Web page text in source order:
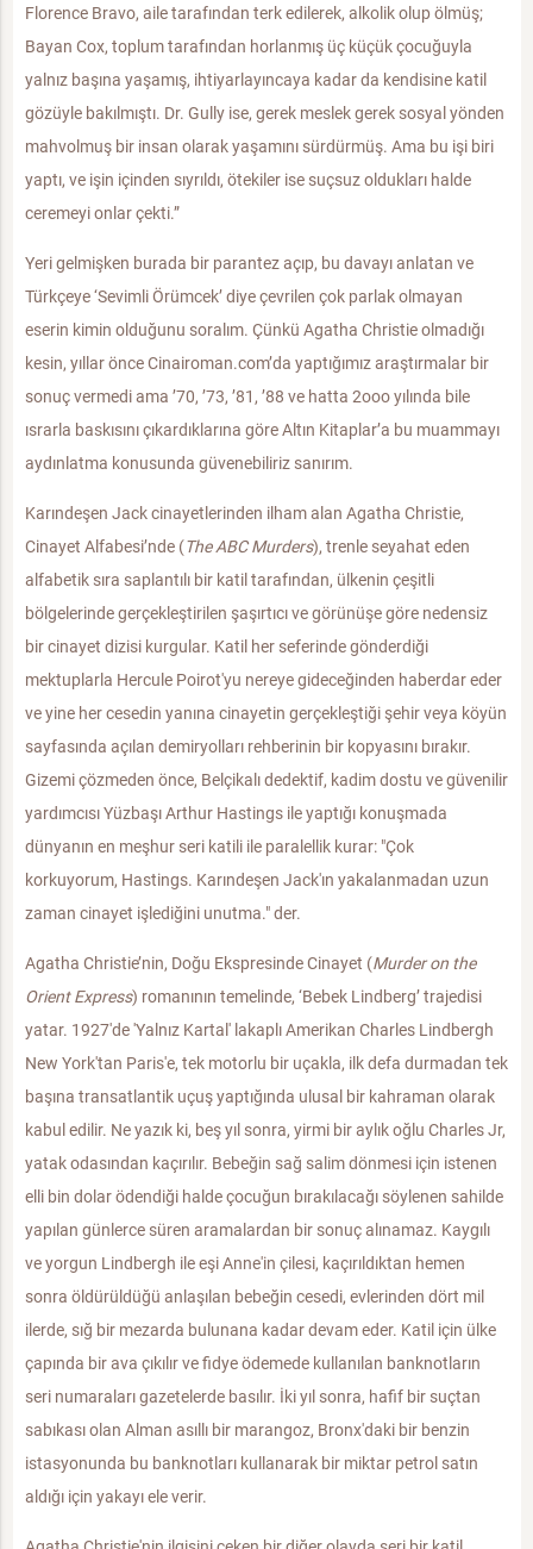
Florence Bravo, aile tarafından terk edilerek, alkolik olup ölmüş;
Bayan Cox, toplum tarafından horlanmış üç küçük çocuğuyla
yalnız başına yaşamış, ihtiyarlayıncaya kadar da kendisine katil
gözüyle bakılmıştı. Dr. Gully ise, gerek meslek gerek sosyal yönden
mahvolmuş bir insan olarak yaşamını sürdürmüş. Ama bu işi biri
yaptı, ve işin içinden sıyrıldı, ötekiler ise suçsuz oldukları halde
ceremeyi onlar çekti.”
Yeri gelmişken burada bir parantez açıp, bu davayı anlatan ve
Türkçeye ‘Sevimli Örümcek’ diye çevrilen çok parlak olmayan
eserin kimin olduğunu soralım. Çünkü Agatha Christie olmadığı
kesin, yıllar önce Cinairoman.com’da yaptığımız araştırmalar bir
sonuç vermedi ama ’70, ’73, ’81, ’88 ve hatta 2ooo yılında bile
ısrarla baskısını çıkardıklarına göre Altın Kitaplar’a bu muammayı
aydınlatma konusunda güvenebiliriz sanırım.
Karındeşen Jack cinayetlerinden ilham alan Agatha Christie,
Cinayet Alfabesi’nde (The ABC Murders), trenle seyahat eden
alfabetik sıra saplantılı bir katil tarafından, ülkenin çeşitli
bölgelerinde gerçekleştirilen şaşırtıcı ve görünüşe göre nedensiz
bir cinayet dizisi kurgular. Katil her seferinde gönderdiği
mektuplarla Hercule Poirot'yu nereye gideceğinden haberdar eder
ve yine her cesedin yanına cinayetin gerçekleştiği şehir veya köyün
sayfasında açılan demiryolları rehberinin bir kopyasını bırakır.
Gizemi çözmeden önce, Belçikalı dedektif, kadim dostu ve güvenilir
yardımcısı Yüzbaşı Arthur Hastings ile yaptığı konuşmada
dünyanın en meşhur seri katili ile paralellik kurar: "Çok
korkuyorum, Hastings. Karındeşen Jack'ın yakalanmadan uzun
zaman cinayet işlediğini unutma." der.
Agatha Christie’nin, Doğu Ekspresinde Cinayet (Murder on the
Orient Express) romanının temelinde, ‘Bebek Lindberg’ trajedisi
yatar. 1927'de 'Yalnız Kartal' lakaplı Amerikan Charles Lindbergh
New York'tan Paris'e, tek motorlu bir uçakla, ilk defa durmadan tek
başına transatlantik uçuş yaptığında ulusal bir kahraman olarak
kabul edilir. Ne yazık ki, beş yıl sonra, yirmi bir aylık oğlu Charles Jr,
yatak odasından kaçırılır. Bebeğin sağ salim dönmesi için istenen
elli bin dolar ödendiği halde çocuğun bırakılacağı söylenen sahilde
yapılan günlerce süren aramalardan bir sonuç alınamaz. Kaygılı
ve yorgun Lindbergh ile eşi Anne'in çilesi, kaçırıldıktan hemen
sonra öldürüldüğü anlaşılan bebeğin cesedi, evlerinden dört mil
ilerde, sığ bir mezarda bulunana kadar devam eder. Katil için ülke
çapında bir ava çıkılır ve fidye ödemede kullanılan banknotların
seri numaraları gazetelerde basılır. İki yıl sonra, hafif bir suçtan
sabıkası olan Alman asıllı bir marangoz, Bronx'daki bir benzin
istasyonunda bu banknotları kullanarak bir miktar petrol satın
aldığı için yakayı ele verir.